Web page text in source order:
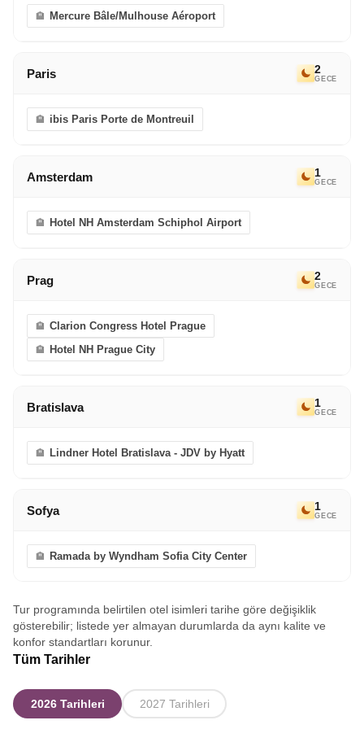
Mercure Bâle/Mulhouse Aéroport
Paris 2
GECE
ibis Paris Porte de Montreuil
Amsterdam 1
GECE
Hotel NH Amsterdam Schiphol Airport
Prag 2
GECE
Clarion Congress Hotel Prague
Hotel NH Prague City
Bratislava 1
GECE
Lindner Hotel Bratislava - JDV by Hyatt
Sofya 1
GECE
Ramada by Wyndham Sofia City Center
Tur programında belirtilen otel isimleri tarihe göre değişiklik
gösterebilir; listede yer almayan durumlarda da aynı kalite ve
konfor standartları korunur.
Tüm Tarihler
2026 Tarihleri 2027 Tarihleri